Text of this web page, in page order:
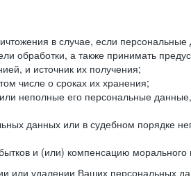
в случае, если
обработки, а также принимать
и источник их получения;
числе о сроках их хранения;
неполные его персональные
данных или в судебном порядке
и (или) компенсацию
или удалении Ваших персональных